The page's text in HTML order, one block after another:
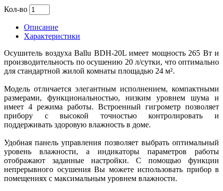
Кол-во
Описание
Характеристики
Осушитель воздуха Ballu BDH-20L имеет мощность 265 Вт и
производительность по осушению 20 л/сутки, что оптимально
для стандартной жилой комнаты площадью 24 м².
Модель отличается элегантным исполнением, компактными
размерами, функциональностью, низким уровнем шума и
имеет 4 режима работы. Встроенный гигрометр позволяет
прибору с высокой точностью контролировать и
поддерживать здоровую влажность в доме.
Удобная панель управления позволяет выбрать оптимальный
уровень влажности, а индикаторы параметров работы
отображают заданные настройки. С помощью функции
непрерывного осушения Вы можете использовать прибор в
помещениях с максимальным уровнем влажности.